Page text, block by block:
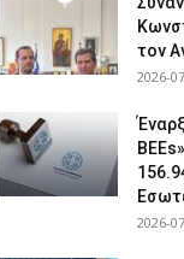
τον
2026-
2026-